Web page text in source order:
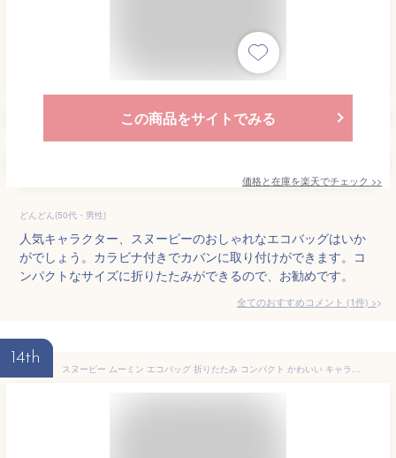
この商品をサイトでみる
価格と在庫を楽天でチェック >>
どんどん(50代・男性)
人気キャラクター、スヌーピーのおしゃれなエコバッグはいか
がでしょう。カラビナ付きでカバンに取り付けができます。コ
ンパクトなサイズに折りたたみができるので、お勧めです。
全てのおすすめコメント (1件) >
14th
スヌーピー ムーミン エコバッグ 折りたたみ コンパクト かわいい キャラクター 軽量 大容量 おしゃれ マチ広 底マチ レジ袋型 ショッピングバッグ マイバッグ サブバッグ 買い物袋 肩掛け 長い持ち手 カラビナ付き ゴムバンド 折り畳み 便利 丈夫 エコバック SNOOPY MOOMIN